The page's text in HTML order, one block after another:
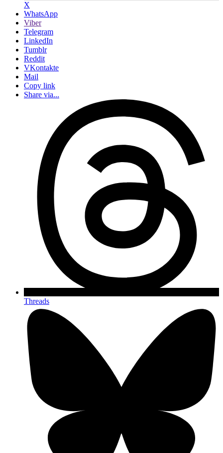
X
WhatsApp
Viber
Telegram
LinkedIn
Tumblr
Reddit
VKontakte
Mail
Copy link
Share via...
Threads